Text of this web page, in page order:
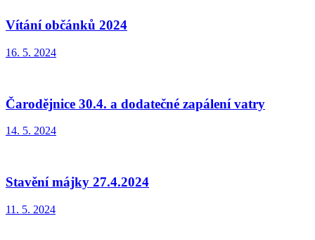
Vítání občánků 2024
16. 5. 2024
Čarodějnice 30.4. a dodatečné zapálení vatry
14. 5. 2024
Stavění májky 27.4.2024
11. 5. 2024